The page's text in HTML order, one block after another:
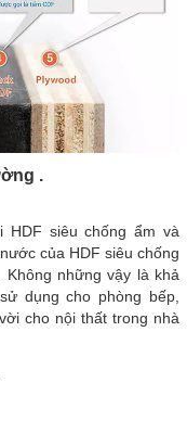
.
HDF siêu chống ẩm và
của HDF siêu chống
những vậy là khả
dụng cho phòng bếp,
cho nội thất trong nhà